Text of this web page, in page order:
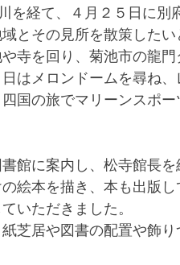
を経て、４月２５日に別
とその見所を散策したい
寺を回り、菊池市の龍門
はメロンドームを尋ね、
国の旅でマリーンスポー
館に案内し、松寺館長を
絵本を描き、本も出版し
いただきました。
芝居や図書の配置や飾り